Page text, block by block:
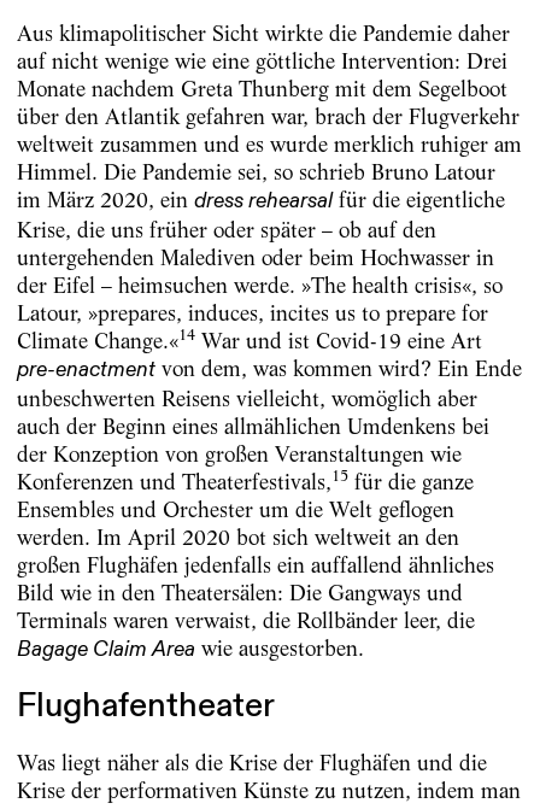
Aus klimapolitischer Sicht wirkte die Pandemie daher
auf nicht wenige wie eine göttliche Intervention: Drei
Monate nachdem Greta Thunberg mit dem Segelboot
über den Atlantik gefahren war, brach der Flugverkehr
weltweit zusammen und es wurde merklich ruhiger am
Himmel. Die Pandemie sei, so schrieb Bruno Latour
im März 2020, ein dress rehearsalfür die eigentliche
Krise, die uns früher oder später – ob auf den
untergehenden Malediven oder beim Hochwasser in
der Eifel – heimsuchen werde. »The health crisis«, so
Latour, »prepares, induces, incites us to prepare for
Climate Change.«14War und ist Covid-19 eine Art
pre-enactmentvon dem, was kommen wird? Ein Ende
unbeschwerten Reisens vielleicht, womöglich aber
auch der Beginn eines allmählichen Umdenkens bei
der Konzeption von großen Veranstaltungen wie
Konferenzen und Theaterfestivals,15für die ganze
Ensembles und Orchester um die Welt geflogen
werden. Im April 2020 bot sich weltweit an den
großen Flughäfen jedenfalls ein auffallend ähnliches
Bild wie in den Theatersälen: Die Gangways und
Terminals waren verwaist, die Rollbänder leer, die
Bagage Claim Area wie ausgestorben.
Flughafentheater
Was liegt näher als die Krise der Flughäfen und die
Krise der performativen Künste zu nutzen, indem man